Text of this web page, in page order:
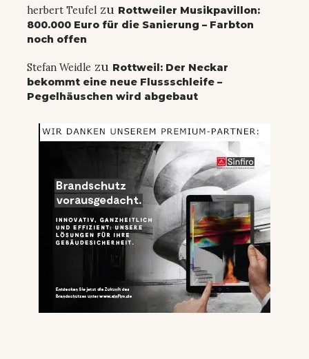
herbert Teufel zu Rottweiler Musikpavillon:
800.000 Euro für die Sanierung – Farbton
noch offen
Stefan Weidle zu Rottweil: Der Neckar
bekommt eine neue Flussschleife –
Pegelhäuschen wird abgebaut